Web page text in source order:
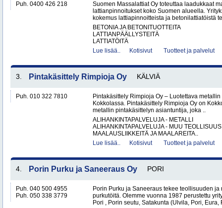
Puh. 0400 426 218
Suomen Massalattiat Oy toteuttaa laadukkaat
lattianpinnoitukset koko Suomen alueella.
kokemus lattiapinnoitteista ja betonilattiatöistä
BETONIA JA BETONITUOTTEITA
LATTIANPÄÄLLYSTEITÄ
LATTIATÖITÄ
Lue lisää..
Kotisivut Tuotteet ja palvelut
3. Pintakäsittely Rimpioja Oy KÄLVIÄ
Puh. 010 322 7810
Pintakäsittely Rimpioja Oy – Luotettava
Kokkolassa. Pintakäsittely Rimpioja Oy on
metallin pintakäsittelyn asiantuntija, joka ..
ALIHANKINTAPALVELUJA - METALLI
ALIHANKINTAPALVELUJA - MUU TEOLLISUUS
MAALAUSLIIKKEITÄ JA MAALAREITA..
Lue lisää..
Kotisivut Tuotteet ja palvelut
4. Porin Purku ja Saneeraus Oy PORI
Puh. 040 500 4955
Puh. 050 338 3779
Porin Purku ja Saneeraus tekee teollisuuden
purkutöitä. Olemme vuonna 1987 perustettu
Pori , Porin seutu, Satakunta (Ulvila, Pori, Eura,